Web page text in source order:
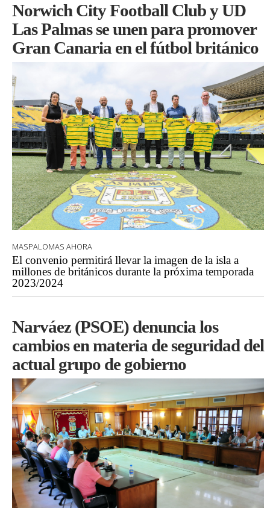
Norwich City Football Club y UD
Las Palmas se unen para promover
Gran Canaria en el fútbol británico
MASPALOMAS AHORA
El convenio permitirá llevar la imagen de la isla a
millones de británicos durante la próxima temporada
2023/2024
Narváez (PSOE) denuncia los
cambios en materia de seguridad del
actual grupo de gobierno